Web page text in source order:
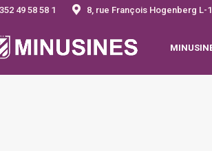
49 58 58 1 8, rue François Hogenberg L-